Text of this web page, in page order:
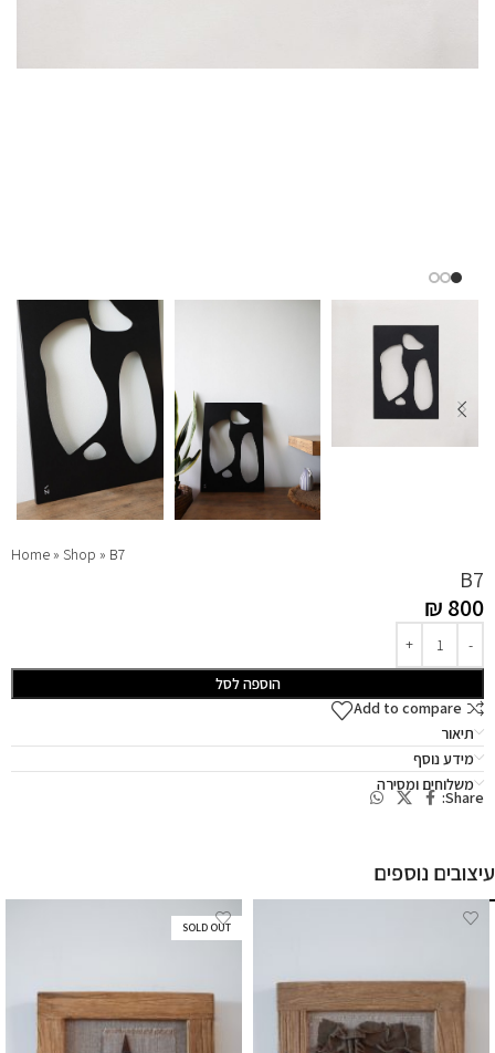
Home » Shop » B7
B7
₪ 800
הוספה לסל
Add to compare
תיאור
מידע נוסף
משלוחים ומסירה
Share:
עיצובים נוספים
SOLD OUT